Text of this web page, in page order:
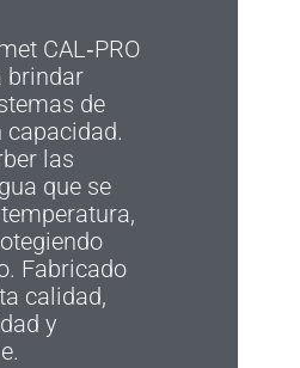
CAL‑PRO
brindar
de
capacidad.
las
que se
Fabricado
calidad,
y